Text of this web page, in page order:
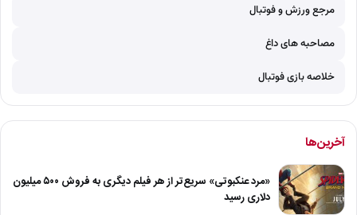
مرجع ورزش و فوتبال
مصاحبه های داغ
خلاصه بازی فوتبال
آخرین‌ها
«مرد عنکبوتی» سریع‌تر از هر فیلم دیگری به فروش ۵۰۰ میلیون
دلاری رسید